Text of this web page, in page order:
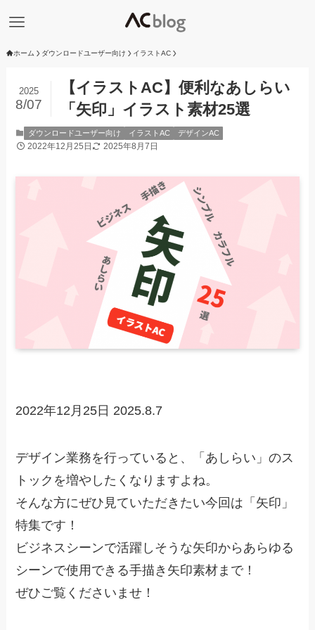
ホーム ダウンロードユーザー向け イラストAC
【イラストAC】便利なあしらい
「矢印」イラスト素材25選
2025
8/07
ダウンロードユーザー向け イラストAC デザインAC
2022年12月25日 2025年8月7日
2022年12月25日 2025.8.7
デザイン業務を行っていると、「あしらい」のス
トックを増やしたくなりますよね。
そんな方にぜひ見ていただきたい今回は「矢印」
特集です！
ビジネスシーンで活躍しそうな矢印からあらゆる
シーンで使用できる手描き矢印素材まで！
ぜひご覧くださいませ！